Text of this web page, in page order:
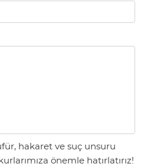
hakaret ve suç unsuru
önemle hatırlatırız!